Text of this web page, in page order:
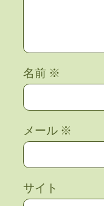
名前 ※
メール ※
サイト